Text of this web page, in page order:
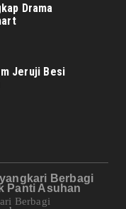
Drama
Jeruji Besi
Berbagi
Panti Asuhan
Berbagi